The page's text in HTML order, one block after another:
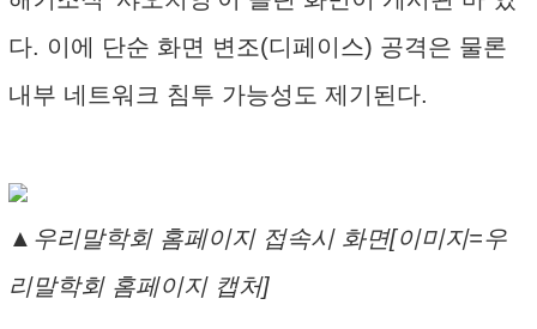
다. 이에 단순 화면 변조(디페이스) 공격은 물론
내부 네트워크 침투 가능성도 제기된다.
▲우리말학회 홈페이지 접속시 화면[이미지=우
리말학회 홈페이지 캡처]